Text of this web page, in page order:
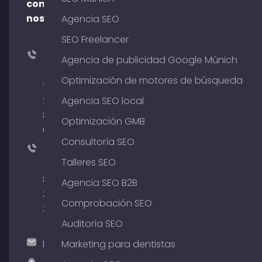
con
nosotros
+49
176
204
801
64
+49
89
380
375
hallo@timospecht.de
Agencia SEO
SEO Freelancer
Agencia de publicidad Google Múnich
Optimización de motores de búsqueda
Agencia SEO local
Optimización GMB
Consultoría SEO
Talleres SEO
Agencia SEO B2B
Comprobación SEO
Auditoría SEO
Marketing para dentistas